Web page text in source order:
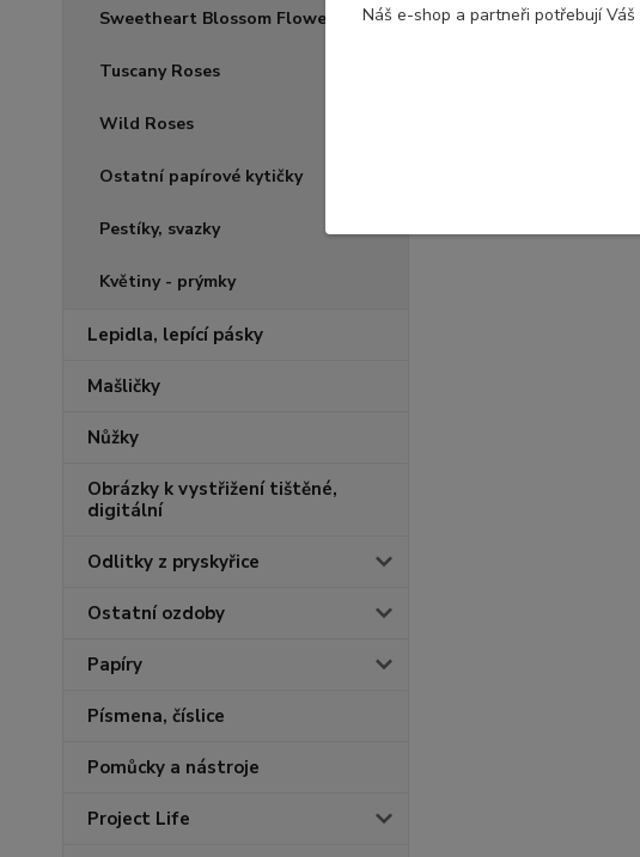
Sweetheart Blossom Flowers
Tuscany Roses
Wild Roses
Ostatní papírové kytičky
Pestíky, svazky
Květiny - prýmky
Lepidla, lepící pásky
Mašličky
Nůžky
Obrázky k vystřižení tištěné,
digitální
Odlitky z pryskyřice
Ostatní ozdoby
Papíry
Písmena, číslice
Pomůcky a nástroje
Project Life
Náš e-shop a partneři potřebují Váš